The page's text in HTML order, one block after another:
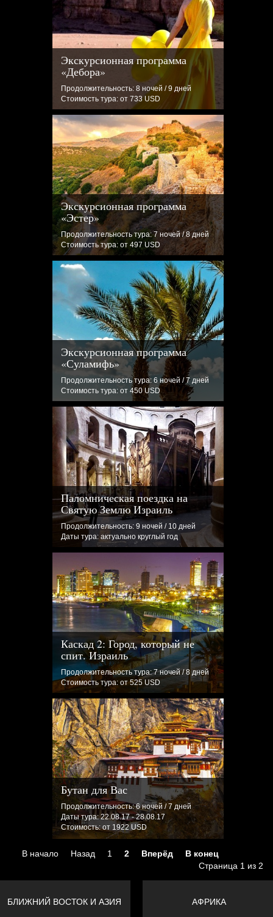
Экскурсионная программа
«Дебора»
Продолжительность: 8 ночей / 9 дней
Стоимость тура: от 733 USD
Экскурсионная программа
«Эстер»
Продолжительность тура: 7 ночей / 8 дней
Стоимость тура: от 497 USD
Экскурсионная программа
«Суламифь»
Продолжительность тура: 6 ночей / 7 дней
Стоимость тура: от 450 USD
Паломническая поездка на
Святую Землю Израиль
Продолжительность: 9 ночей / 10 дней
Даты тура: актуально круглый год
Каскад 2: Город, который не
спит. Израиль
Продолжительность тура: 7 ночей / 8 дней
Стоимость тура: от 525 USD
Бутан для Вас
Продолжительность: 6 ночей / 7 дней
Даты тура: 22.08.17 - 28.08.17
Стоимость: от 1922 USD
В начало Назад 1 2 Вперёд
В конец
Страница 1 из 2
БЛИЖНИЙ ВОСТОК И АЗИЯ АФРИКА